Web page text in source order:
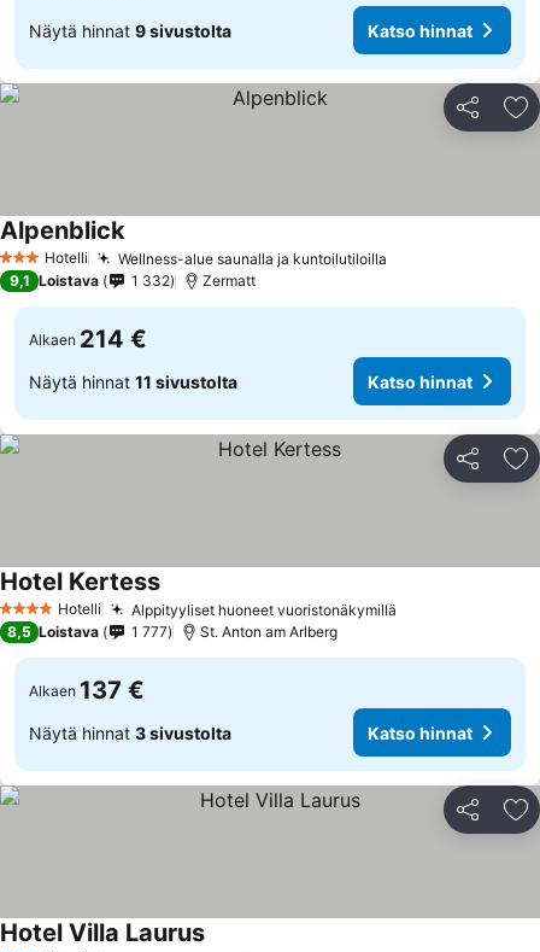
Näytä hinnat 9 sivustolta Katso hinnat
Jaa
3 Tähtiluokitus
Hotelli Wellness-alue saunalla ja kuntoilutiloilla
AlpenblickKatso hinnat
9,1 Loistava 1 332 Zermatt
Alkaen 214 €
Näytä hinnat 11 sivustolta Katso hinnat
Jaa
4 Tähtiluokitus
Hotelli Alppityyliset huoneet vuoristonäkymillä
Hotel KertessKatso hinnat
8,5 Loistava 1 777 St. Anton am Arlberg
Alkaen 137 €
Näytä hinnat 3 sivustolta Katso hinnat
Jaa
Hotel Villa LaurusKatso hinnat